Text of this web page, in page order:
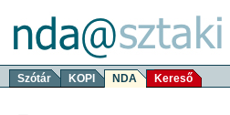
Szótár KOPI NDA Kereső